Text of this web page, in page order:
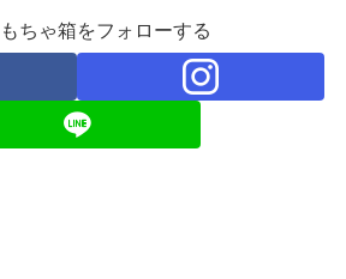
ちゃ箱をフォローする